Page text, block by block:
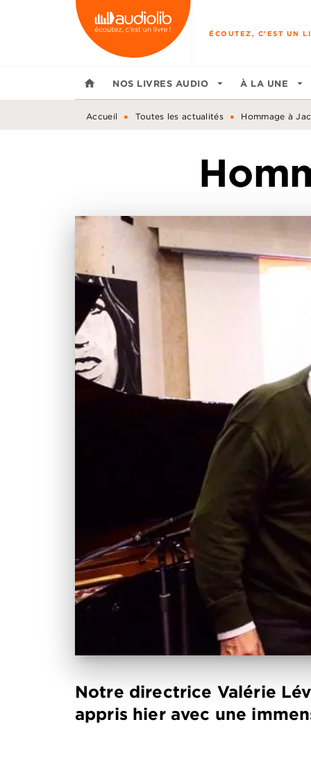
MENU RECHERCHE
ÉCOUTEZ, C'EST UN
home NOS LIVRES AUDIO arrow_drop_down À LA UNE arrow_drop_down
Accueil • Toutes les actualités • Hommage à
Notre directrice Valérie
appris hier avec une